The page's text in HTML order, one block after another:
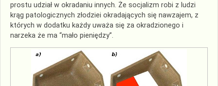
prostu udział w okradaniu innych. Że socjalizm robi z ludzi
krąg patologicznych złodziei okradających się nawzajem, z
których w dodatku każdy uważa się za okradzionego i
narzeka że ma “mało pieniędzy”.